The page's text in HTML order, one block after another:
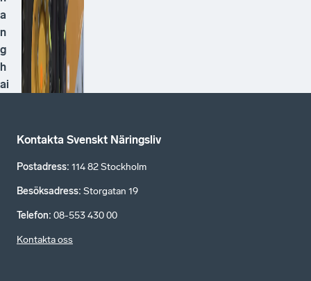
a
n
g
h
ai
Kontakta Svenskt Näringsliv
Postadress: 114 82 Stockholm
Besöksadress: Storgatan 19
Telefon: 08-553 430 00
Kontakta oss